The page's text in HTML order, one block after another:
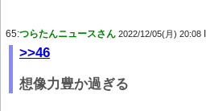
65:つらたんニュースさん 2022/12/05(月) 20:08
>>46
想像力豊か過ぎる